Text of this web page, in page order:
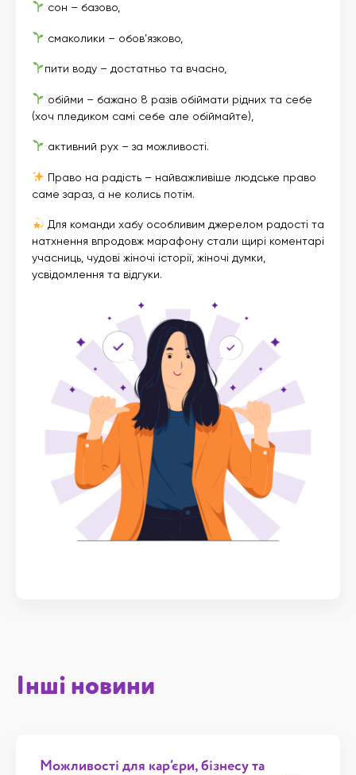
сон – базово,
смаколики – обов’язково,
пити воду – достатньо та вчасно,
обійми – бажано 8 разів обіймати рідних та себе
(хоч пледиком самі себе але обіймайте),
активний рух – за можливості.
Право на радість – найважливіше людське право
саме зараз, а не колись потім.
Для команди хабу особливим джерелом радості та
натхнення впродовж марафону стали щирі коментарі
учасниць, чудові жіночі історії, жіночі думки,
усвідомлення та відгуки.
Інші новини
Можливості для кар’єри, бізнесу та